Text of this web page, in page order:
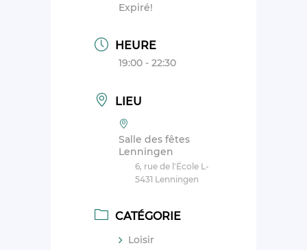
Expiré!
HEURE
19:00 - 22:30
LIEU
Salle des fêtes
Lenningen
6, rue de l'École L-
5431 Lenningen
CATÉGORIE
Loisir